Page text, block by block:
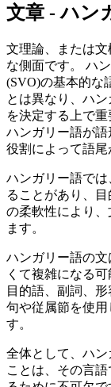
文章 - ハン
文理論、または
な側面です。 ハ
(SVO)の基本的な
とは異なり、ハ
を決定する上で
ハンガリー語が
役割によって語尾
ハンガリー語で
ることがあり、
の柔軟性により
ます。
ハンガリー語の
くて複雑になる
目的語、副詞、
句や従属節を使
す。
全体として、ハ
ことは、その言